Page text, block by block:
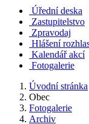
Úřední deska
Zastupitelstvo
Zpravodaj
Hlášení
Kalendář akcí
Fotogalerie
Úvodní stránka
Obec
Fotogalerie
Archiv